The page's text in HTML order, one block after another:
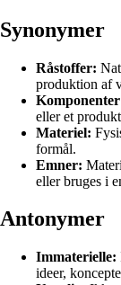
Synonymer
Råstoffer:
produktion af
eller et
Materiel:
formål.
Emner:
eller bruges i
Antonymer
Immaterielle:
ideer,